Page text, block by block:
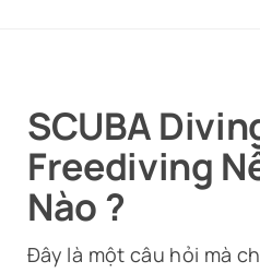
Chúng Tôi
Tin Tức
Liên Hệ
SCUBA
Freediving
Nào ?
Đây là một câu hỏi mà